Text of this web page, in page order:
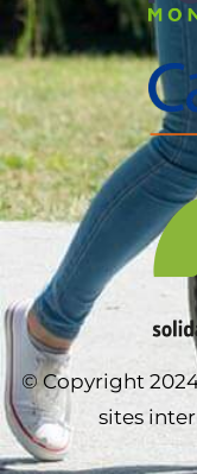
© Copyright
sites